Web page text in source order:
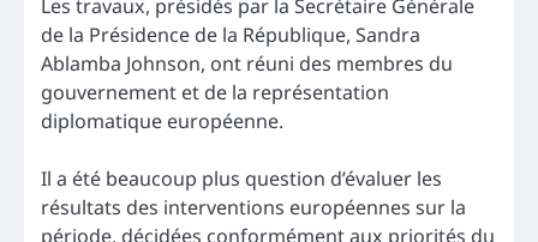
Les travaux, présidés par la Secrétaire Générale
de la Présidence de la République, Sandra
Ablamba Johnson, ont réuni des membres du
gouvernement et de la représentation
diplomatique européenne.
Il a été beaucoup plus question d’évaluer les
résultats des interventions européennes sur la
période, décidées conformément aux priorités du